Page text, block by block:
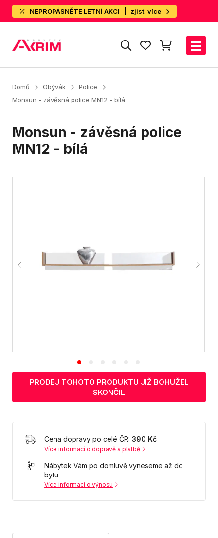
NEPROPÁSNĚTE LETNÍ AKCI zjisti více
Domů Obývák
Police
Monsun - závěsná police MN12 - bílá
Monsun - závěsná police
MN12 - bílá
PRODEJ TOHOTO PRODUKTU JIŽ BOHUŽEL
SKONČIL
Cena dopravy po celé ČR: 390 Kč
Více informací o dopravě a platbě
Nábytek Vám po domluvě vyneseme až do
bytu
Více informací o výnosu